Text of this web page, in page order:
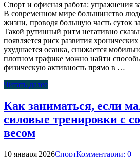
Спорт и офисная работа: упражнения
В современном мире большинство
жизни, проводя большую часть суток
Такой рутинный ритм негативно
появляется риск развития
ухудшается осанка, снижается
плотном графике можно найти
физическую активность прямо в …
Читать далее
Как заниматься, если
силовые тренировки с
весом
10 января 2026СпортКомментарии: 0